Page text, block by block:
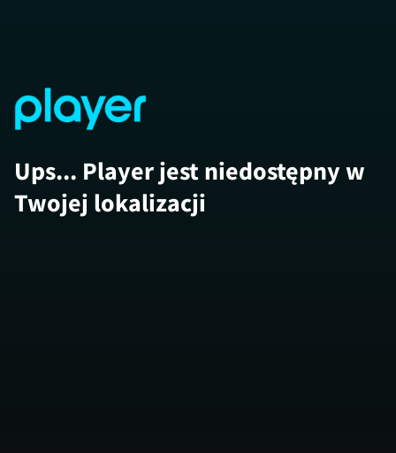
Ups... Player jest niedostępny w
Twojej lokalizacji